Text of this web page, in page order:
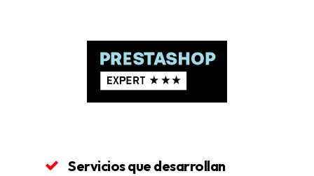
Servicios que desarrollan